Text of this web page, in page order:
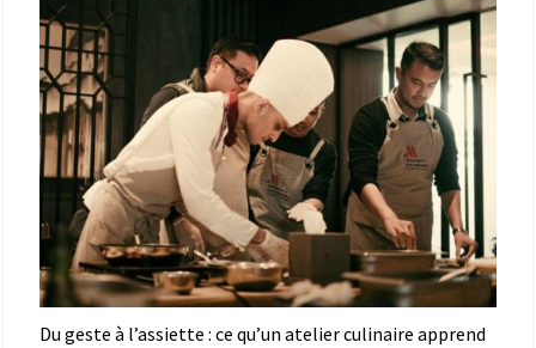
Du geste à l’assiette : ce qu’un atelier culinaire apprend